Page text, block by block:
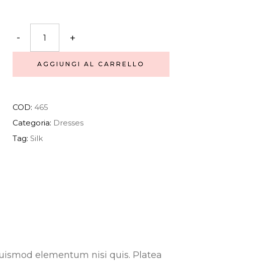
piece
quantity
- +
AGGIUNGI AL CARRELLO
COD: 465
Categoria: Dresses
Tag: Silk
elementum nisi quis. Platea